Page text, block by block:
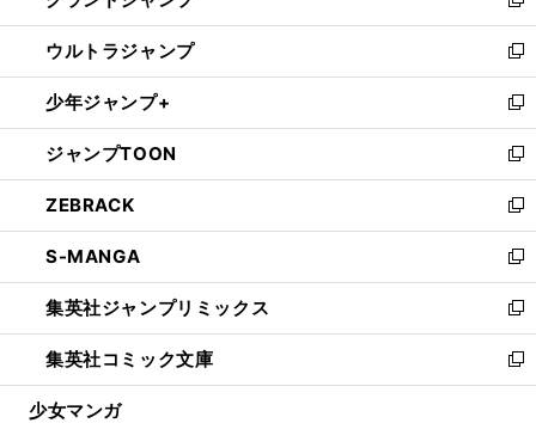
開
く
ウ
で
開
く
ン
ド
ウ
で
開
く
ウ
ィ
ン
ド
ウ
で
開
く
新
し
い
ウ
ィ
ン
ド
ウ
で
開
く
ウルトラジャンプ
新
し
い
ウ
ィ
ン
ド
ウ
で
開
く
少年ジャンプ+
新
し
い
ウ
ィ
ン
ド
ウ
で
開
く
ジャンプTOON
新
し
い
ウ
ィ
ン
ド
ウ
で
開
ZEBRACK
新
し
い
ウ
ィ
ン
ド
ウ
S-MANGA
新
し
い
ウ
ィ
ン
集英社ジャンプリミックス
新
し
い
ウ
集英社コミック文庫
新
し
少女マンガ